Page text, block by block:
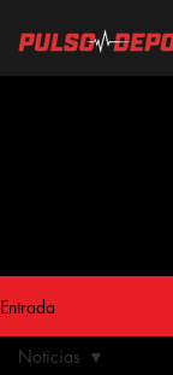
Entrada
Noticias